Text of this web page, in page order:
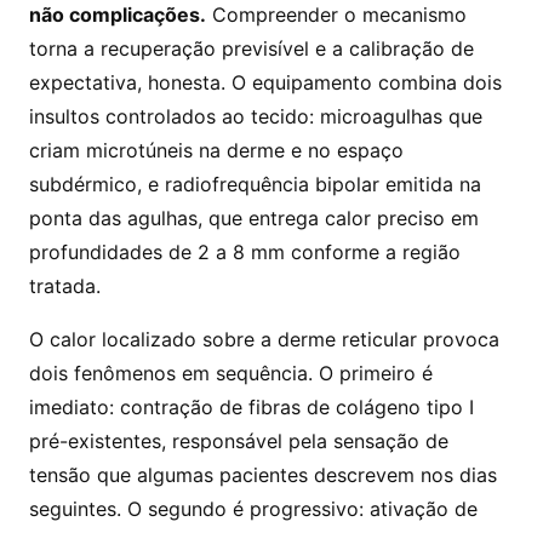
não complicações. Compreender o mecanismo
torna a recuperação previsível e a calibração de
expectativa, honesta. O equipamento combina dois
insultos controlados ao tecido: microagulhas que
criam microtúneis na derme e no espaço
subdérmico, e radiofrequência bipolar emitida na
ponta das agulhas, que entrega calor preciso em
profundidades de 2 a 8 mm conforme a região
tratada.
O calor localizado sobre a derme reticular provoca
dois fenômenos em sequência. O primeiro é
imediato: contração de fibras de colágeno tipo I
pré-existentes, responsável pela sensação de
tensão que algumas pacientes descrevem nos dias
seguintes. O segundo é progressivo: ativação de